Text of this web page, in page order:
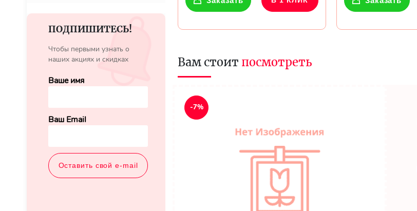
ПОДПИШИТЕСЬ!
Чтобы первыми узнать о
наших акциях и скидках
Ваше имя
Ваш Email
Вам стоит посмотреть
-7%